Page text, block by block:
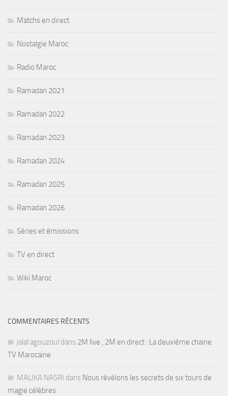
Matchs en direct
Nostalgie Maroc
Radio Maroc
Ramadan 2021
Ramadan 2022
Ramadan 2023
Ramadan 2024
Ramadan 2025
Ramadan 2026
Séries et émissions
TV en direct
Wiki Maroc
COMMENTAIRES RÉCENTS
jalal agouzoul dans 2M live , 2M en direct : La deuxième chaine
TV Marocaine
MALIKA NASRI dans Nous révélons les secrets de six tours de
magie célèbres